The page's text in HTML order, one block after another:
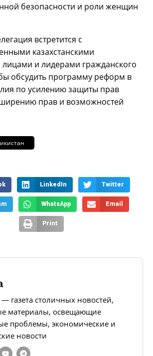
безопасности и роли женщин
встретится с
казахстанскими
и лидерами гражданского
обсудить программу реформ в
по усилению защиты прав
прав и возможностей
LinkedIn Twitter
WhatsApp Email
Print
— газета столичных новостей,
материалы, освещающие
проблемы, экономические и
новости